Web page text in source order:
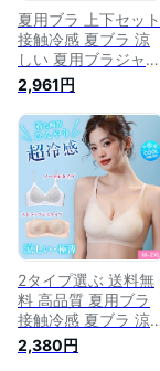
さ対策
夏用ブラ 上下セット
接触冷感 夏ブラ 涼
しい 夏用ブラジャー
ノンワイヤー ブラジ
ャー レディース 春
夏 軽量 吸汗 速乾 ひ
びきにくい ワイヤレ
ス 下着 ムレにくい
ベタつきにくい 軽い
ブラ ナイトブラ 涼
しい 肌着 ゴルフウ
ェア レディース 通
気性 サラサラ下着
2,961円
2タイプ選ぶ 送料無
料 高品質 夏用ブラ
接触冷感 夏ブラ 涼
しい ノンワイヤー
ブラジャー レディー
2,380円